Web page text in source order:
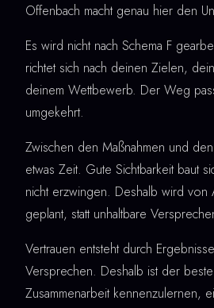
Offenbach macht genau hier den
Es wird nicht nach Schema F
richtet sich nach deinen Zielen,
deinem Wettbewerb. Der Weg
umgekehrt.
Zwischen den Maßnahmen und
etwas Zeit. Gute Sichtbarkeit baut
nicht erzwingen. Deshalb wird von
geplant, statt unhaltbare
Vertrauen entsteht durch
Versprechen. Deshalb ist der
Zusammenarbeit kennenzulernen,